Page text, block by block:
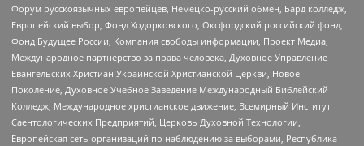
Форум русскоязычных европейцев, Немецко-русский обмен, Бард колледж,
Европейский выбор, Фонд Ходорковского, Оксфордский российский фонд,
Фонд Будущее России, Компания свободы информации, Проект Медиа,
Международное партнерство за права человека, Духовное Управление
Евангельских Христиан Украинской Христианской Церкви, Новое
Поколение, Духовное Учебное Заведение Международный Библейский
Колледж, Международное христианское движение, Всемирный Институт
Саентологических Предприятий, Церковь Духовной Технологии,
Европейская сеть организаций по наблюдению за выборами, Республика